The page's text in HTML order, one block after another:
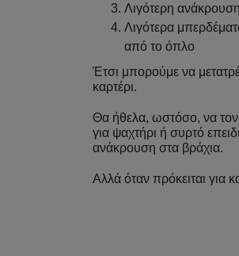
Λιγότερη
Λιγότερα
από το όπλο
Έτσι μπορούμε να
καρτέρι.
Θα ήθελα, ωστόσο, να
για ψαχτήρι ή συρτό
ανάκρουση στα βράχια.
Αλλά όταν πρόκειται για